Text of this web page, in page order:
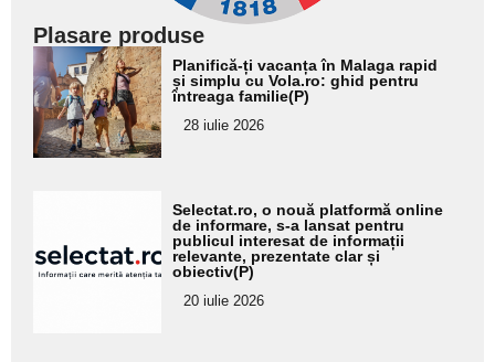
Plasare produse
Adaugă
aici textul
pentru
subtitlu
Planifică-ți vacanța în Malaga rapid
și simplu cu Vola.ro: ghid pentru
întreaga familie(P)
28 iulie 2026
pentru
subtitlu
Selectat.ro, o nouă platformă online
de informare, s-a lansat pentru
publicul interesat de informații
relevante, prezentate clar și
obiectiv(P)
20 iulie 2026